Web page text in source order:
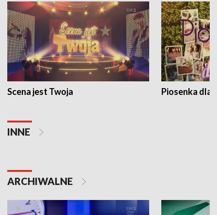
Scena jest Twoja Piosenka dla
INNE
ARCHIWALNE